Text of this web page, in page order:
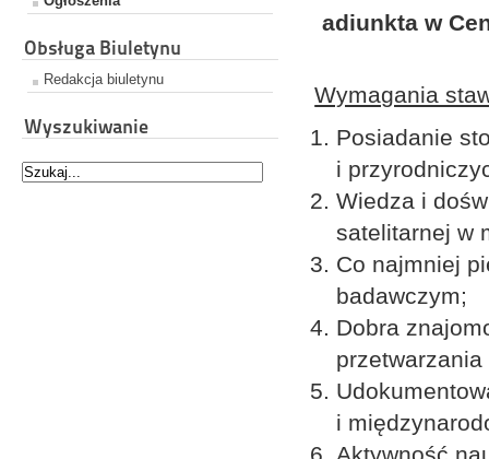
Obsługa Biuletynu
Redakcja biuletynu
Wyszukiwanie
adiunkta w
Wymagania
Posiadanie
i
Wiedza i
satelitarnej w
Co najmniej
badawczym;
Dobra
i